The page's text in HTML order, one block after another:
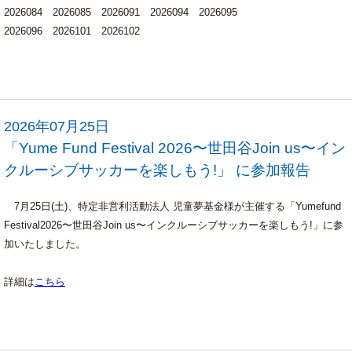
2026084 2026085 2026091 2026094 2026095
2026096 2026101 2026102
2026年07月25日
「Yume Fund Festival 2026〜世田谷Join us〜イン
クルーシブサッカーを楽しもう!」 に参加報告
7月25日(土)、特定非営利活動法人 児童夢基金様が主催する「Yumefund
Festival2026〜世田谷Join us〜インクルーシブサッカーを楽しもう!」に参
加いたしました。
詳細は こちら